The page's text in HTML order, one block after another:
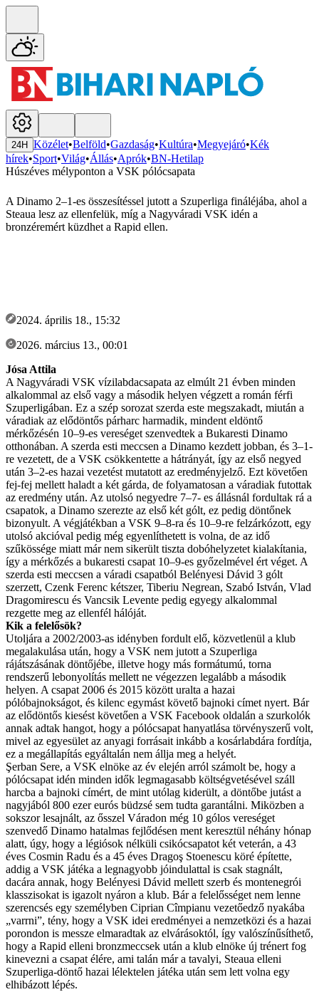
24H Közélet•Belföld•Gazdaság•Kultúra•Megyejáró•Kék
hírek•Sport•Világ•Állás•Aprók•BN-Hetilap
Húszéves mélyponton a VSK pólócsapata
A Dinamo 2–1-es összesítéssel jutott a Szuperliga fináléjába, ahol a
Steaua lesz az ellenfelük, míg a Nagyváradi VSK idén a
bronzéremért küzdhet a Rapid ellen.
2024. április 18., 15:32
2026. március 13., 00:01
Jósa Attila
A Nagyváradi VSK vízilabdacsapata az elmúlt 21 évben minden
alkalommal az első vagy a második helyen végzett a román férfi
Szuperligában. Ez a szép sorozat szerda este megszakadt, miután a
váradiak az elődöntős párharc harmadik, mindent eldöntő
mérkőzésén 10–9-es vereséget szenvedtek a Bukaresti Dinamo
otthonában. A szerda esti meccsen a Dinamo kezdett jobban, és 3–1-
re vezetett, de a VSK csökkentette a hátrányát, így az első negyed
után 3–2-es hazai vezetést mutatott az eredményjelző. Ezt követően
fej-fej mellett haladt a két gárda, de folyamatosan a váradiak futottak
az eredmény után. Az utolsó negyedre 7–7- es állásnál fordultak rá a
csapatok, a Dinamo szerezte az első két gólt, ez pedig döntőnek
bizonyult. A végjátékban a VSK 9–8-ra és 10–9-re felzárkózott, egy
utolsó akcióval pedig még egyenlíthetett is volna, de az idő
szűkössége miatt már nem sikerült tiszta dobóhelyzetet kialakítania,
így a mérkőzés a bukaresti csapat 10–9-es győzelmével ért véget. A
szerda esti meccsen a váradi csapatból Belényesi Dávid 3 gólt
szerzett, Czenk Ferenc kétszer, Tiberiu Negrean, Szabó István, Vlad
Dragomirescu és Vancsik Levente pedig egyegy alkalommal
rezgette meg az ellenfél hálóját.
Kik a felelősök?
Utoljára a 2002/2003-as idényben fordult elő, közvetlenül a klub
megalakulása után, hogy a VSK nem jutott a Szuperliga
rájátszásának döntőjébe, illetve hogy más formátumú, torna
rendszerű lebonyolítás mellett ne végezzen legalább a második
helyen. A csapat 2006 és 2015 között uralta a hazai
pólóbajnokságot, és kilenc egymást követő bajnoki címet nyert. Bár
az elődöntős kiesést követően a VSK Facebook oldalán a szurkolók
annak adtak hangot, hogy a pólócsapat hanyatlása törvényszerű volt,
mivel az egyesület az anyagi forrásait inkább a kosárlabdára fordítja,
ez a megállapítás egyáltalán nem állja meg a helyét.
Şerban Sere, a VSK elnöke az év elején arról számolt be, hogy a
pólócsapat idén minden idők legmagasabb költségvetésével száll
harcba a bajnoki címért, de mint utólag kiderült, a döntőbe jutást a
nagyjából 800 ezer eurós büdzsé sem tudta garantálni. Miközben a
sokszor lesajnált, az ősszel Váradon még 10 gólos vereséget
szenvedő Dinamo hatalmas fejlődésen ment keresztül néhány hónap
alatt, úgy, hogy a légiósok nélküli csikócsapatot két veterán, a 43
éves Cosmin Radu és a 45 éves Dragoş Stoenescu köré építette,
addig a VSK játéka a legnagyobb jóindulattal is csak stagnált,
dacára annak, hogy Belényesi Dávid mellett szerb és montenegrói
klasszisokat is igazolt nyáron a klub. Bár a felelősséget nem lenne
szerencsés egy személyben Ciprian Cîmpianu vezetőedző nyakába
„varrni”, tény, hogy a VSK idei eredményei a nemzetközi és a hazai
porondon is messze elmaradtak az elvárásoktól, így valószínűsíthető,
hogy a Rapid elleni bronzmeccsek után a klub elnöke új trénert fog
kinevezni a csapat élére, ami talán már a tavalyi, Steaua elleni
Szuperliga-döntő hazai lélektelen játéka után sem lett volna egy
elhibázott lépés.